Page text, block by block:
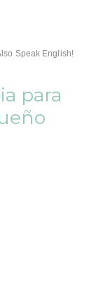
Speak English!
para